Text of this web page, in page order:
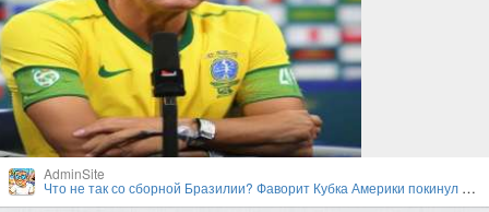
AdminSite
Что не так со сборной Бразилии? Фаворит Кубка Америки покинул турнир в первом раунде плей-офф